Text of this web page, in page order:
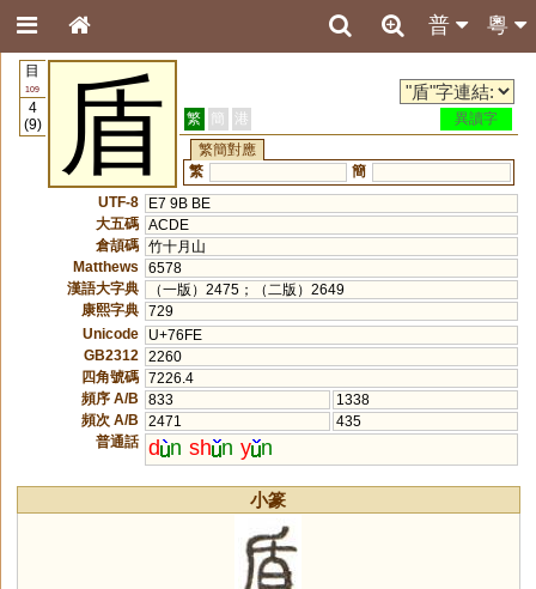
粵
普
目
109
4
(9)
盾 繁 簡 港
異讀字
繁簡對應
繁
簡
UTF-8
E7 9B BE
大五碼 ACDE
倉頡碼 竹十月山
Matthews
6578
漢語大字典
（一版）2475；（二版）2649
康熙字典 729
Unicode
U+76FE
GB2312
2260
四角號碼 7226.4
頻序 A/B
833
1338
頻次 A/B
2471
435
普通話 d n sh n y n
小篆